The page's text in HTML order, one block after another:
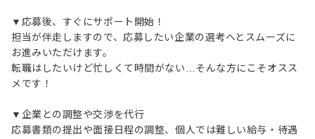
▼応募後、すぐにサポート開始！
担当が伴走しますので、応募したい企業の選考へとスムーズに
お進みいただけます。
転職はしたいけど忙しくて時間がない…そんな方にこそオスス
メです！
▼企業との調整や交渉を代行
応募書類の提出や面接日程の調整、個人では難しい給与・待遇